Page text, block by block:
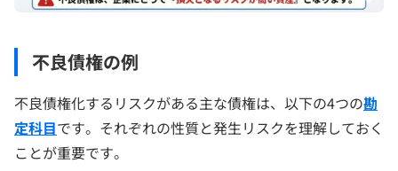
不良債権の例
不良債権化するリスクがある主な債権は、以下の4つの勘
定科目です。それぞれの性質と発生リスクを理解しておく
ことが重要です。